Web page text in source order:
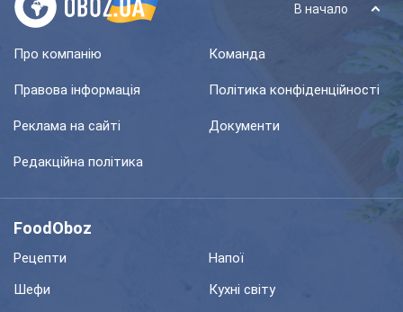
В начало
Про компанію Команда
Правова інформація Політика конфіденційності
Реклама на сайті Документи
Редакційна політика
FoodOboz
Рецепти
Напої
Шефи
Кухні світу